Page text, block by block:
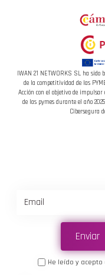
IWAN 21 NETWORKS SL ha sido
de la competitividad de las
Acción con el objetivo de
de las pymes durante el año
Cibersegura
Enviar
He leído y acepto